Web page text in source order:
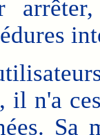
il n'a
Sa